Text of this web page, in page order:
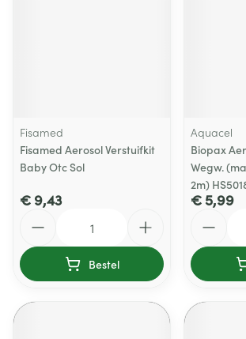
Fisamed
Fisamed Aerosol Verstuifkit
Baby Otc Sol
€ 9,43
Bestel
Aquacel
Biopax
Wegw.
2m)
€ 5,99